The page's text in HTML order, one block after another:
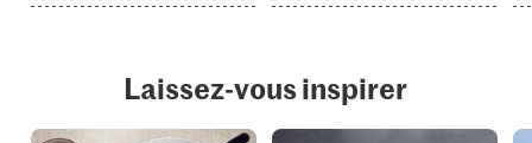
Laissez-vous inspirer